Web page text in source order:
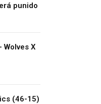
punido
Wolves X
(46-15)